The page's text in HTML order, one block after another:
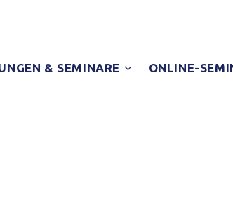
& SEMINARE ONLINE-